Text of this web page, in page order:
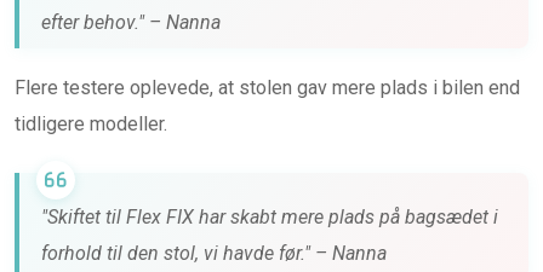
efter behov." – Nanna
Flere testere oplevede, at stolen gav mere plads i bilen end
tidligere modeller.
"Skiftet til Flex FIX har skabt mere plads på bagsædet i
forhold til den stol, vi havde før." – Nanna